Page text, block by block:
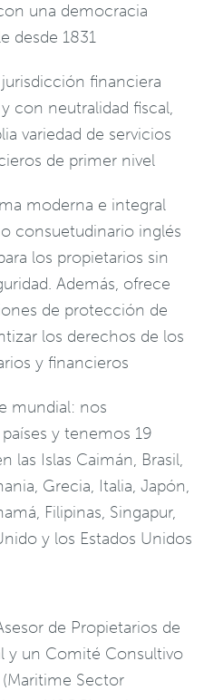
una democracia
desde 1831
financiera
con neutralidad fiscal,
variedad de servicios
de primer nivel
moderna e integral
consuetudinario inglés
los propietarios sin
Además, ofrece
de protección de
los derechos de los
y financieros
mundial: nos
y tenemos 19
las Islas Caimán, Brasil,
Grecia, Italia, Japón,
Filipinas, Singapur,
y los Estados Unidos
de Propietarios de
y un Comité Consultivo
Sector